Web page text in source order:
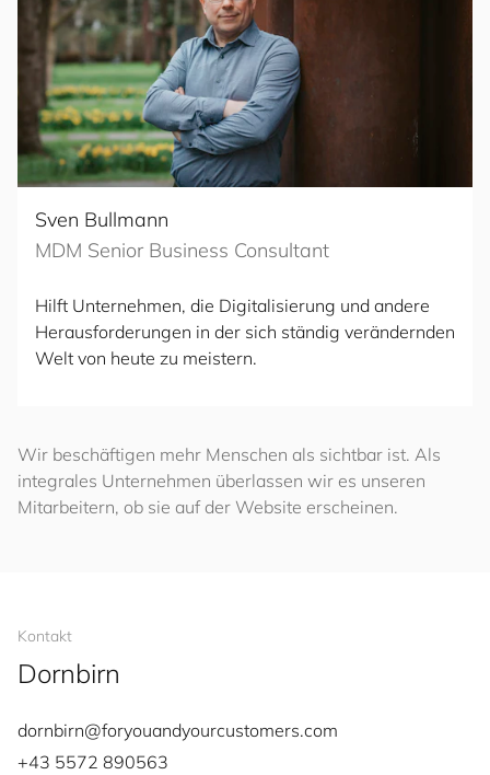
Sven Bullmann
MDM Senior Business Consultant
Hilft Unternehmen, die Digitalisierung und andere
Herausforderungen in der sich ständig verändernden
Welt von heute zu meistern.
Wir beschäftigen mehr Menschen als sichtbar ist. Als
integrales Unternehmen überlassen wir es unseren
Mitarbeitern, ob sie auf der Website erscheinen.
Kontakt
Dornbirn
dornbirn@foryouandyourcustomers.com
+43 5572 890563